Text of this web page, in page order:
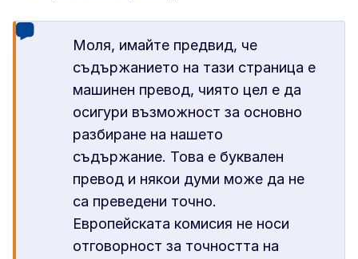
Моля, имайте предвид, че
съдържанието на тази страница е
машинен превод, чиято цел е да
осигури възможност за основно
разбиране на нашето
съдържание. Това е буквален
превод и някои думи може да не
са преведени точно.
Европейската комисия не носи
отговорност за точността на